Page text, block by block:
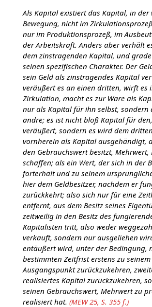
Als Kapital existiert das Kapital, in der
Bewegung, nicht im
nur im Produktionsprozeß, im
der Arbeitskraft. Anders aber verhält
dem zinstragenden Kapital, und
seinen spezifischen Charakter. Der
sein Geld als zinstragendes Kapital
veräußert es an einen dritten, wirft es
Zirkulation, macht es zur Ware als
nur als Kapital für ihn selbst, sondern
andre; es ist nicht bloß Kapital für
veräußert, sondern es wird dem
vornherein als Kapital ausgehändigt,
den Gebrauchswert besitzt, Mehrwert,
schaffen; als ein Wert, der sich in der
forterhält und zu seinem
hier dem Geldbesitzer, nachdem er
zurückkehrt; also sich nur für eine
entfernt, aus dem Besitz seines
zeitweilig in den Besitz des
Kapitalisten tritt, also weder
verkauft, sondern nur ausgeliehen
entäußert wird, unter der Bedingung,
bestimmten Zeitfrist erstens zu seinem
Ausgangspunkt zurückzukehren,
realisiertes Kapital zurückzukehren,
seinen Gebrauchswert, Mehrwert zu
realisiert hat. (MEW 25, S. 355 f.)